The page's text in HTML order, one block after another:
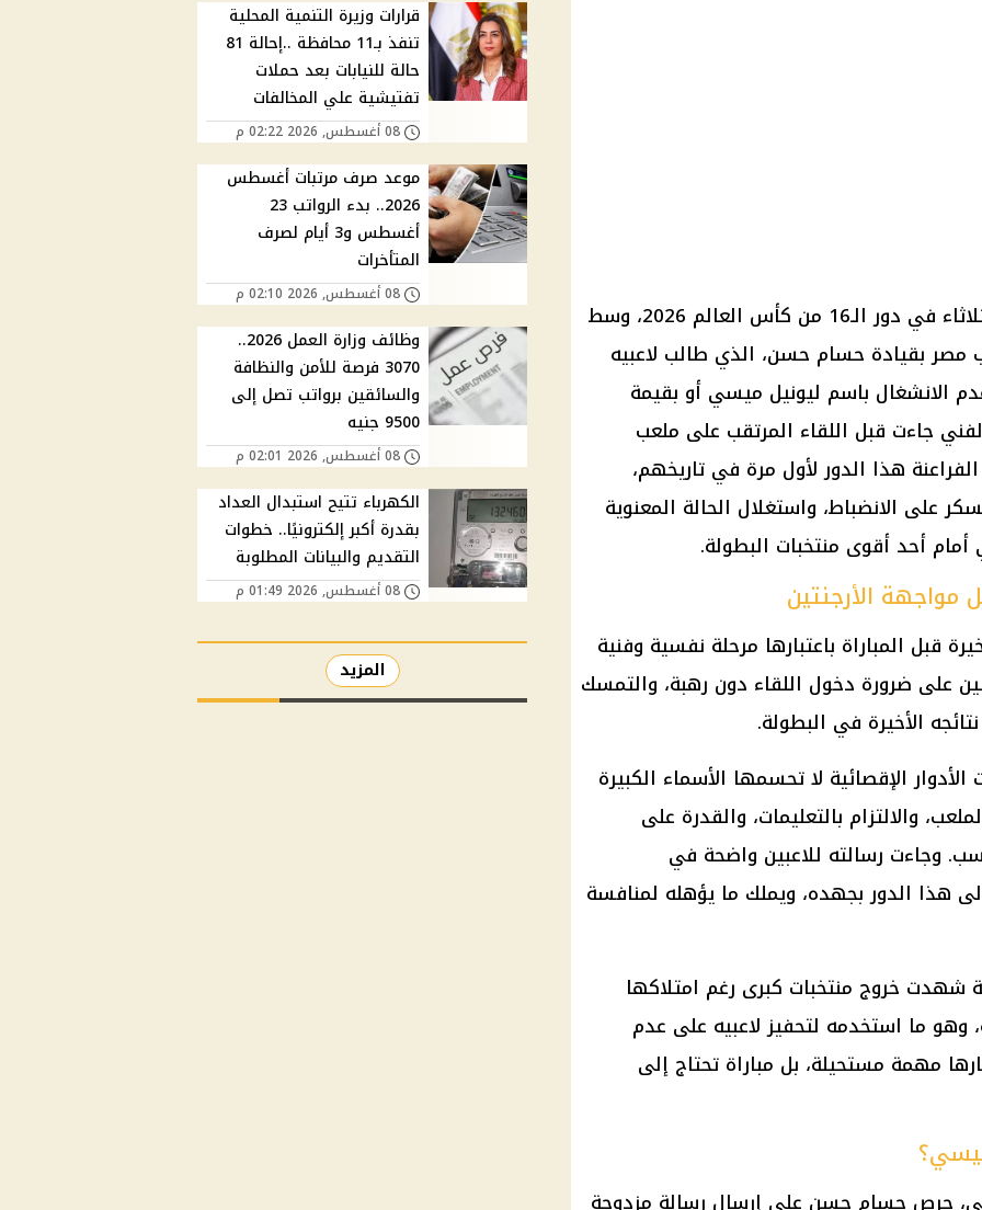
مصر والأرجنتين يتواجهان مساء الثلاثاء في دور الـ16 من كأس العالم 2026، وسط
بقيادة حسام حسن، الذي طالب لاعبيه
الانشغال باسم ليونيل ميسي أو بقيمة
جاءت قبل اللقاء المرتقب على ملعب
هذا الدور لأول مرة في تاريخهم،
على الانضباط، واستغلال الحالة المعنوية
أمام أحد أقوى منتخبات البطولة.
الأرجنتين
قبل المباراة باعتبارها مرحلة نفسية وفنية
على ضرورة دخول اللقاء دون رهبة، والتمسك
الأخيرة في البطولة.
الإقصائية لا تحسمها الأسماء الكبيرة
والالتزام بالتعليمات، والقدرة على
وجاءت رسالته للاعبين واضحة في
هذا الدور بجهده، ويملك ما يؤهله لمنافسة
خروج منتخبات كبرى رغم امتلاكها
وهو ما استخدمه لتحفيز لاعبيه على عدم
مهمة مستحيلة، بل مباراة تحتاج إلى
حرص حسام حسن على إرسال رسالة مزدوجة
قرارات وزيرة التنمية المحلية
تنفذ بـ11 محافظة ..إحالة 81
حالة للنيابات بعد حملات
تفتيشية علي المخالفات
08 أغسطس, 2026 02:22 م
موعد صرف مرتبات أغسطس
2026.. بدء الرواتب 23
أغسطس و3 أيام لصرف
المتأخرات
08 أغسطس, 2026 02:10 م
وظائف وزارة العمل 2026..
3070 فرصة للأمن والنظافة
والسائقين برواتب تصل إلى
9500 جنيه
08 أغسطس, 2026 02:01 م
الكهرباء تتيح استبدال العداد
بقدرة أكبر إلكترونيًا.. خطوات
التقديم والبيانات المطلوبة
08 أغسطس, 2026 01:49 م
المزيد